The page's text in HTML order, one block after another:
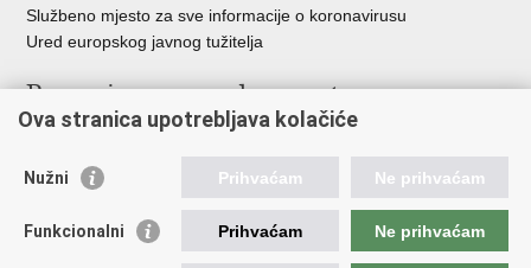
Službeno mjesto za sve informacije o koronavirusu
Ured europskog javnog tužitelja
Poveznice pravosudnog sustava
Državno odvjetništvo
Ured za suzbijanje korupcije i organiziranog kriminaliteta
Državnoodvjetničko vijeće
Ova stranica upotrebljava kolačiće
Nužni Prihvaćam Ne prihvaćam
Funkcionalni Prihvaćam Ne prihvaćam